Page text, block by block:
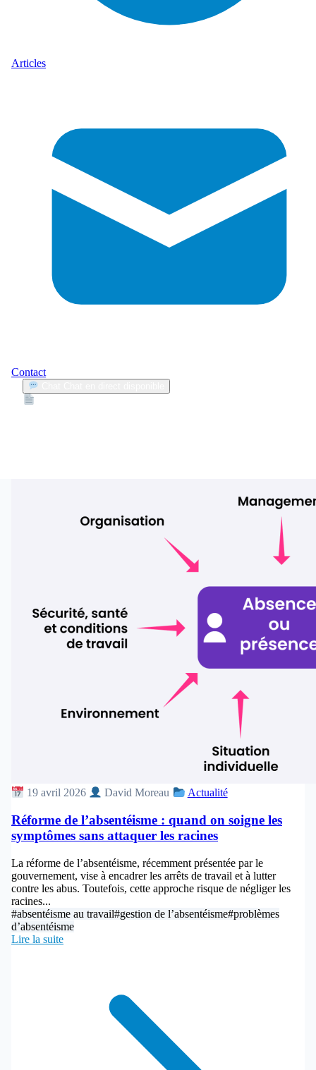
Articles
Contact
19 avril 2026 David Moreau Actualité
Réforme de l’absentéisme : quand on soigne les
symptômes sans attaquer les racines
La réforme de l’absentéisme, récemment présentée par le
gouvernement, vise à encadrer les arrêts de travail et à lutter
contre les abus. Toutefois, cette approche risque de négliger les
racines...
#absentéisme au travail#gestion de l’absentéisme#problèmes
d’absentéisme
Lire la suite